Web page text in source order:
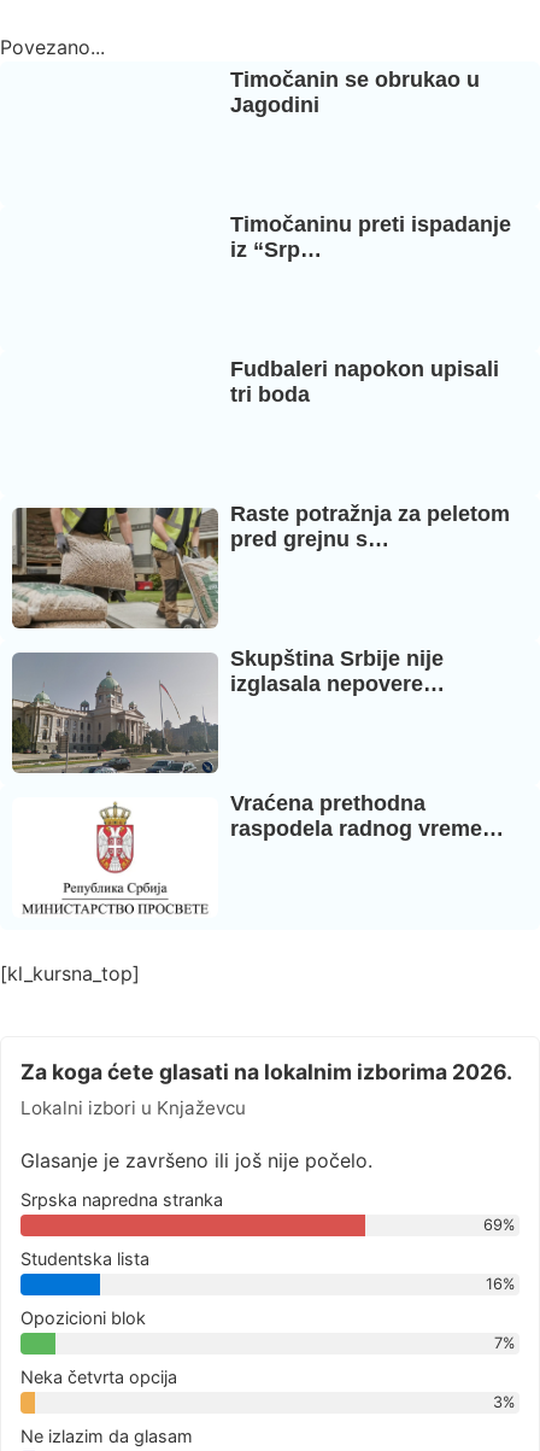
Povezano...
Timočanin se obrukao u
Jagodini
Timočaninu preti ispadanje
iz “Srp…
Fudbaleri napokon upisali
tri boda
Raste potražnja za peletom
pred grejnu s…
Skupština Srbije nije
izglasala nepovere…
Vraćena prethodna
raspodela radnog vreme…
[kl_kursna_top]
Za koga ćete glasati na lokalnim izborima 2026.
Lokalni izbori u Knjaževcu
Glasanje je završeno ili još nije počelo.
Srpska napredna stranka
69%
Studentska lista
16%
Opozicioni blok
7%
Neka četvrta opcija
3%
Ne izlazim da glasam